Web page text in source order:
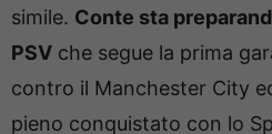
simile. Conte sta
PSV che segue la prima
contro il Manchester City
pieno conquistato con lo